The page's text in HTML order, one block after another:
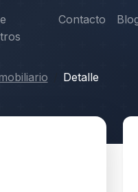
Contacto
Detalle